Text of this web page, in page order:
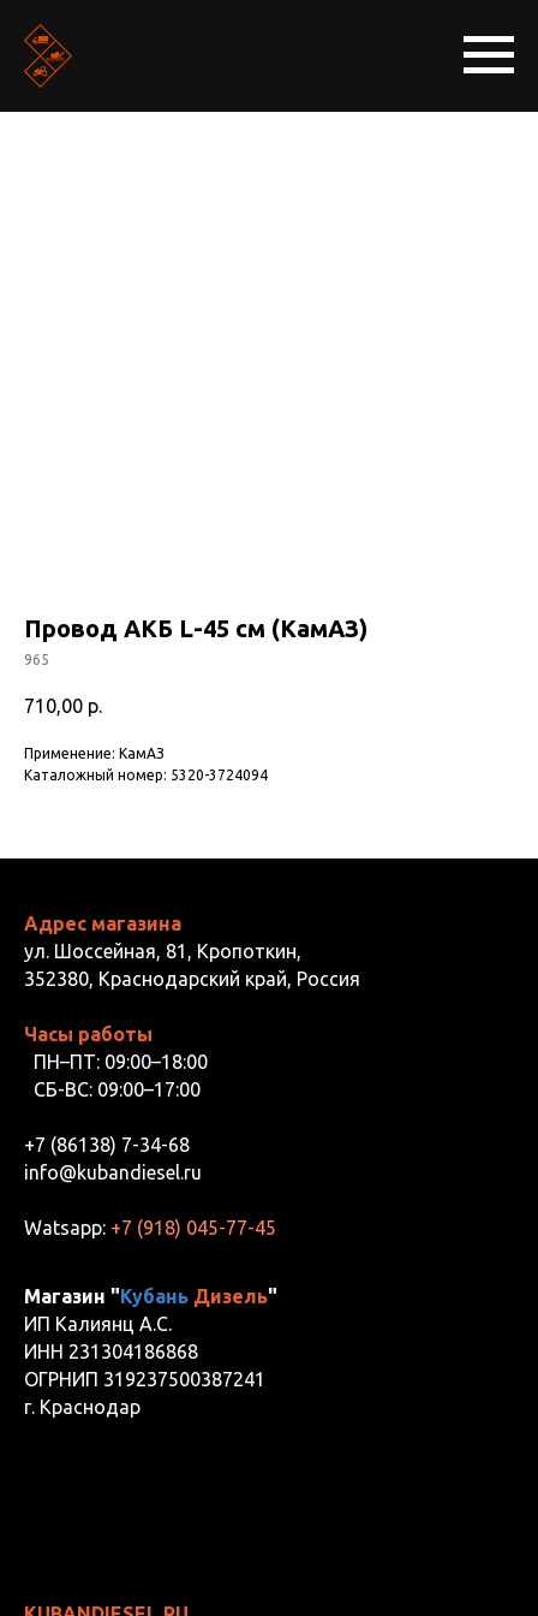
Провод АКБ L-45 см (КамАЗ)
965
710,00 р.
Применение: КамАЗ
Каталожный номер: 5320-3724094
Адрес магазина
ул. Шоссейная, 81, Кропоткин,
352380, Краснодарский край, Россия
Часы работы
ПН–ПТ: 09:00–18:00
СБ-ВС: 09:00–17:00
+7 (86138) 7-34-68
info@kubandiesel.ru
Watsapp: +7 (918) 045-77-45
Магазин "Кубань Дизель"
ИП Калиянц А.С.
ИНН 231304186868
ОГРНИП 319237500387241
г. Краснодар